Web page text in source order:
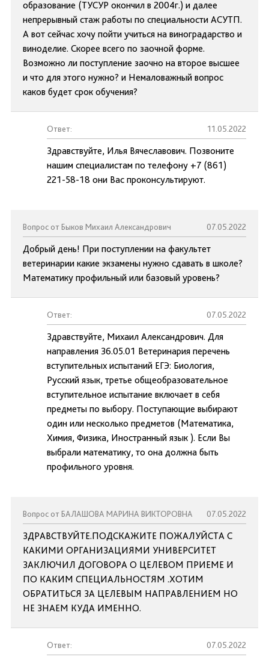
образование (ТУСУР окончил в 2004г.) и далее
непрерывный стаж работы по специальности АСУТП.
А вот сейчас хочу пойти учиться на виноградарство и
виноделие. Скорее всего по заочной форме.
Возможно ли поступление заочно на второе высшее
и что для этого нужно? и Немаловажный вопрос
каков будет срок обучения?
Ответ: 11.05.2022
Здравствуйте, Илья Вячеславович. Позвоните
нашим специалистам по телефону +7 (861)
221-58-18 они Вас проконсультируют.
Вопрос от Быков Михаил Александрович 07.05.2022
Добрый день! При поступлении на факультет
ветеринарии какие экзамены нужно сдавать в школе?
Математику профильный или базовый уровень?
Ответ: 07.05.2022
Здравствуйте, Михаил Александрович. Для
направления 36.05.01 Ветеринария перечень
вступительных испытаний ЕГЭ: Биология,
Русский язык, третье общеобразовательное
вступительное испытание включает в себя
предметы по выбору. Поступающие выбирают
один или несколько предметов (Математика,
Химия, Физика, Иностранный язык ). Если Вы
выбрали математику, то она должна быть
профильного уровня.
Вопрос от БАЛАШОВА МАРИНА ВИКТОРОВНА 07.05.2022
ЗДРАВСТВУЙТЕ.ПОДСКАЖИТЕ ПОЖАЛУЙСТА С
КАКИМИ ОРГАНИЗАЦИЯМИ УНИВЕРСИТЕТ
ЗАКЛЮЧИЛ ДОГОВОРА О ЦЕЛЕВОМ ПРИЕМЕ И
ПО КАКИМ СПЕЦИАЛЬНОСТЯМ .ХОТИМ
ОБРАТИТЬСЯ ЗА ЦЕЛЕВЫМ НАПРАВЛЕНИЕМ НО
НЕ ЗНАЕМ КУДА ИМЕННО.
Ответ: 07.05.2022